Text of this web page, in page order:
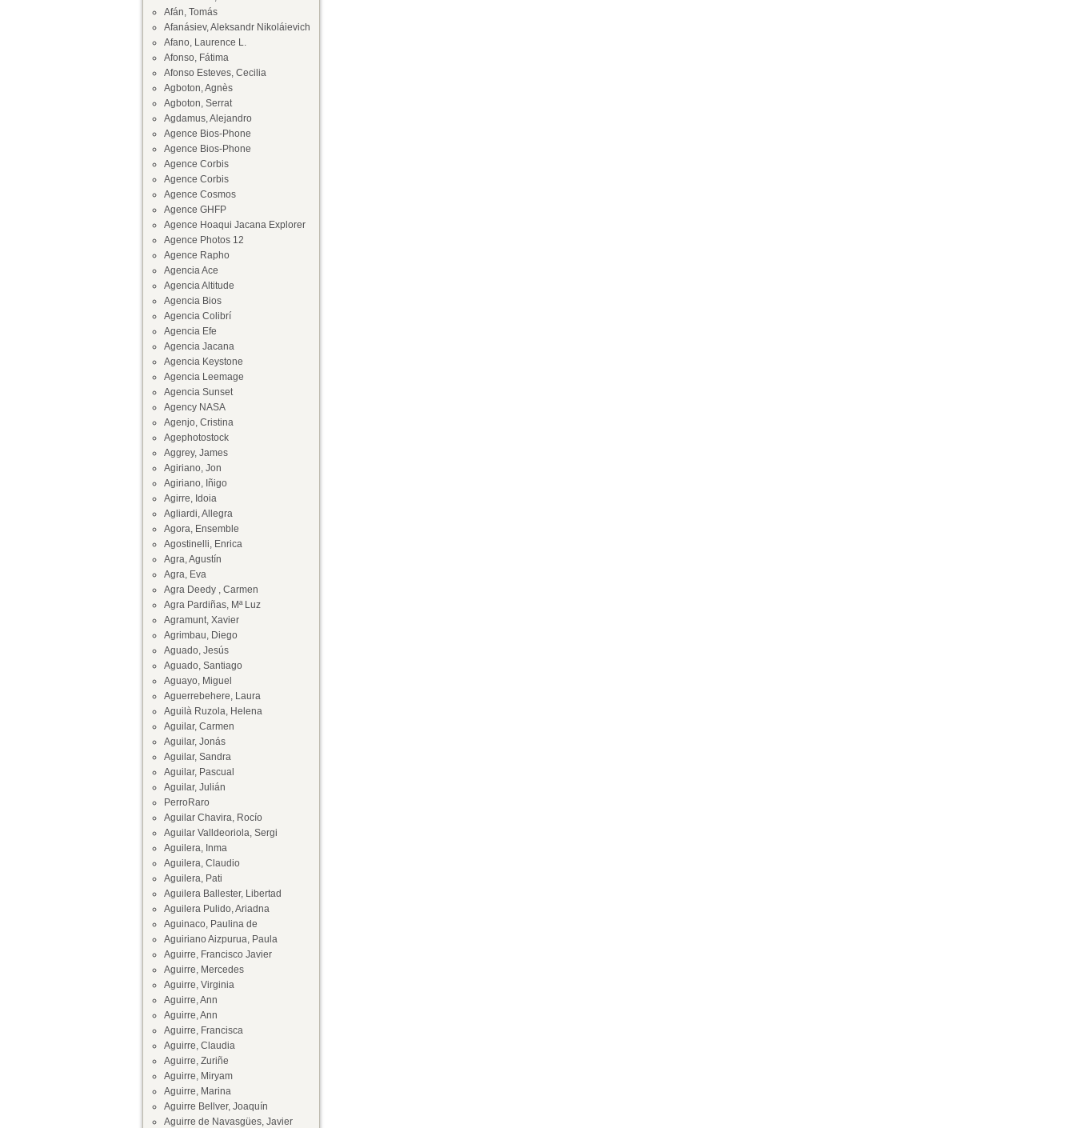
Afán, Tomás
Afanásiev, Aleksandr Nikoláievich
Afano, Laurence L.
Afonso, Fátima
Afonso Esteves, Cecilia
Agboton, Agnès
Agboton, Serrat
Agdamus, Alejandro
Agence Bios-Phone
Agence Bios-Phone
Agence Corbis
Agence Corbis
Agence Cosmos
Agence GHFP
Agence Hoaqui Jacana Explorer
Agence Photos 12
Agence Rapho
Agencia Ace
Agencia Altitude
Agencia Bios
Agencia Colibrí
Agencia Efe
Agencia Jacana
Agencia Keystone
Agencia Leemage
Agencia Sunset
Agency NASA
Agenjo, Cristina
Agephotostock
Aggrey, James
Agiriano, Jon
Agiriano, Iñigo
Agirre, Idoia
Agliardi, Allegra
Agora, Ensemble
Agostinelli, Enrica
Agra, Agustín
Agra, Eva
Agra Deedy , Carmen
Agra Pardiñas, Mª Luz
Agramunt, Xavier
Agrimbau, Diego
Aguado, Jesús
Aguado, Santiago
Aguayo, Miguel
Aguerrebehere, Laura
Aguilà Ruzola, Helena
Aguilar, Carmen
Aguilar, Jonás
Aguilar, Sandra
Aguilar, Pascual
Aguilar, Julián
PerroRaro
Aguilar Chavira, Rocío
Aguilar Valldeoriola, Sergi
Aguilera, Inma
Aguilera, Claudio
Aguilera, Pati
Aguilera Ballester, Libertad
Aguilera Pulido, Ariadna
Aguinaco, Paulina de
Aguiriano Aizpurua, Paula
Aguirre, Francisco Javier
Aguirre, Mercedes
Aguirre, Virginia
Aguirre, Ann
Aguirre, Ann
Aguirre, Francisca
Aguirre, Claudia
Aguirre, Zuriñe
Aguirre, Miryam
Aguirre, Marina
Aguirre Bellver, Joaquín
Aguirre de Navasgües, Javier